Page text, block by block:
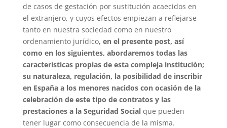
de casos de gestación por sustitución acaecidos en
el extranjero, y cuyos efectos empiezan a reflejarse
tanto en nuestra sociedad como en nuestro
ordenamiento jurídico, en el presente post, así
como en los siguientes, abordaremos todas las
características propias de esta compleja institución;
su naturaleza, regulación, la posibilidad de inscribir
en España a los menores nacidos con ocasión de la
celebración de este tipo de contratos y las
prestaciones a la Seguridad Socialque pueden
tener lugar como consecuencia de la misma.